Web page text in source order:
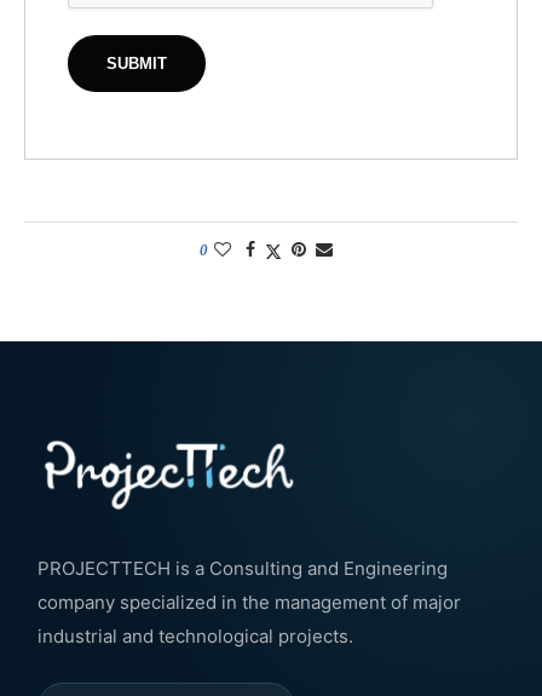
0
PROJECTTECH is a Consulting and Engineering
company specialized in the management of major
industrial and technological projects.